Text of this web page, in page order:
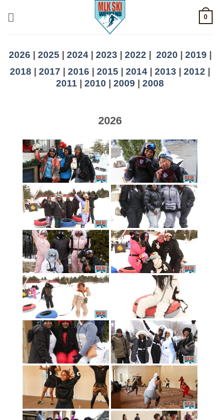
0
2026 2025 2024| 2023 2022 2020 2019
2018 | 2017 | 2016 | 2015 | 2014 | 2013 | 2012 |
2011 | 2010 | 2009 | 2008
2026